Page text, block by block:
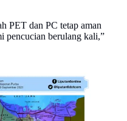
PET dan PC tetap aman
pencucian berulang kali,”